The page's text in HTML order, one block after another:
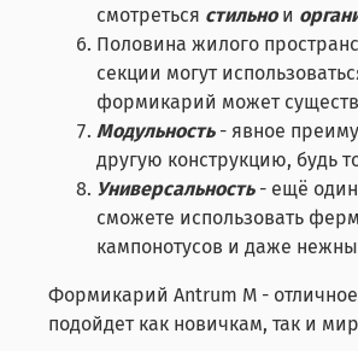
смотреться стильно и
Половина жилого
секции могут
формикарий может
Модульность - явное
другую конструкцию, будь
Универсальность - ещё
сможете использовать
кампонотусов и даже
Формикарий Antrum M -
подойдет как новичкам, так и